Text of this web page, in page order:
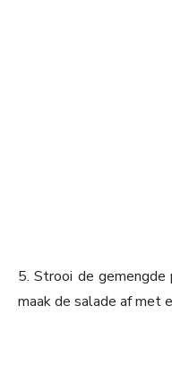
5. Strooi de
maak de salade af met